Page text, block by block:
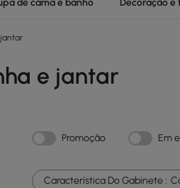
e jantar
Promoção Em
Característica Do Gabinete :